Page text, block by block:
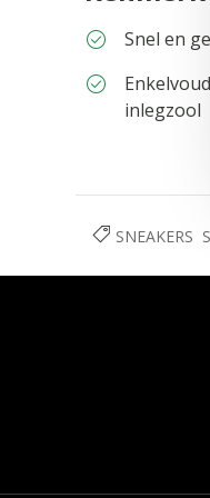
Snel en
inlegzool
SNEAKERS